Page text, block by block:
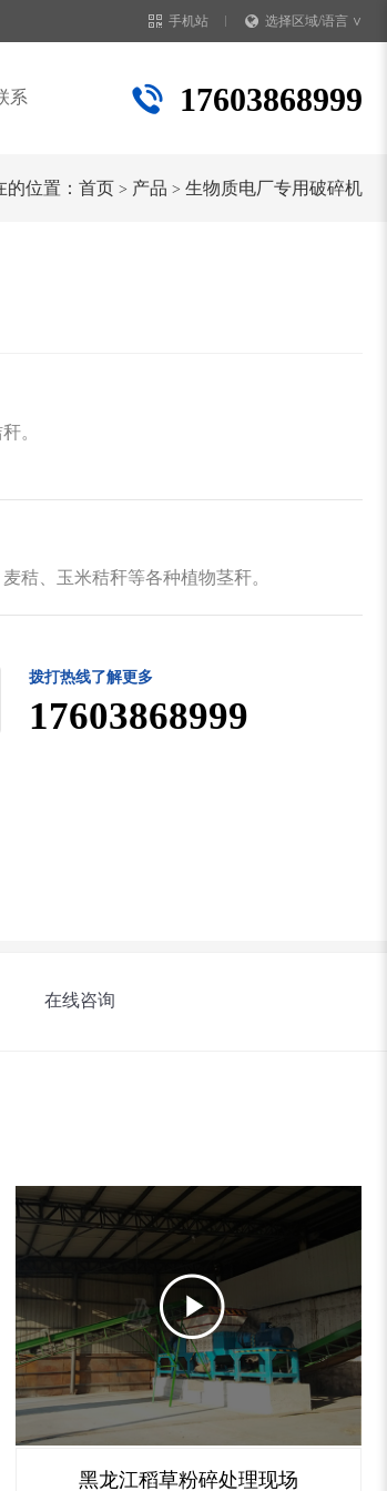
手机站 选择区域/语言 ∨
系 17603868999
的位置： 首页 > 产品 > 生物质电厂专用破碎机
。
秸、玉米秸秆等各种植物茎秆。
拨打热线了解更多
17603868999
在线咨询
黑龙江稻草粉碎处理现场